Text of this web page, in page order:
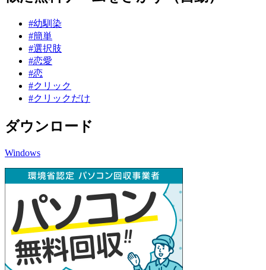
#幼馴染
#簡単
#選択肢
#恋愛
#恋
#クリック
#クリックだけ
ダウンロード
Windows